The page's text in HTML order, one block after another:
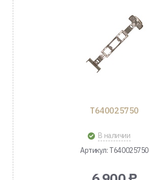
T640025750
В наличии
Артикул: T640025750